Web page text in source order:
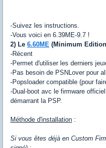
-Suivez les instructions.
-Vous voici en 6.39ME-9.7 !
2) Le 6.60ME (Minimum
-Récent
-Permet d'utiliser les derniers jeux
-Pas besoin de PSNLover pour
-Popsloader compatible (pour
-Dual-boot avc le firmware
démarrant la PSP.
Méthode d'installation :
Si vous êtes déjà en Custom